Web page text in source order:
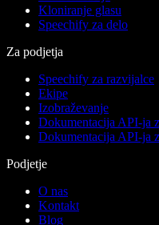
Kloniranje glasu
Speechify za delo
Za podjetja
Speechify za razvijalce
Ekipe
Izobraževanje
Dokumentacija API-ja
Dokumentacija API-ja
Podjetje
O nas
Kontakt
Blog